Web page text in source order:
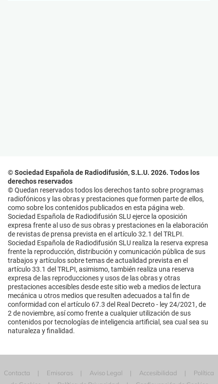
© Sociedad Española de Radiodifusión, S.L.U. 2026. Todos los
derechos reservados
© Quedan reservados todos los derechos tanto sobre programas
radiofónicos y las obras y prestaciones que formen parte de ellos,
como sobre los contenidos publicados en esta página web.
Sociedad Española de Radiodifusión SLU ejerce la oposición
expresa frente al uso de sus obras y prestaciones en la elaboración
de revistas de prensa prevista en el artículo 32.1 del TRLPI.
Sociedad Española de Radiodifusión SLU realiza la reserva expresa
frente la reproducción, distribución y comunicación pública de sus
trabajos y artículos sobre temas de actualidad prevista en el
artículo 33.1 del TRLPI, asimismo, también realiza una reserva
expresa de las reproducciones y usos de las obras y otras
prestaciones accesibles desde este sitio web a medios de lectura
mecánica u otros medios que resulten adecuados a tal fin de
conformidad con el artículo 67.3 del Real Decreto - ley 24/2021, de
2 de noviembre, así como frente a cualquier utilización de sus
contenidos por tecnologías de inteligencia artificial, sea cual sea su
naturaleza y finalidad.
Contacta Emisoras Aviso Legal Accesibilidad
Política